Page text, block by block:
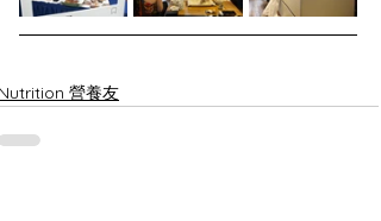
營養友